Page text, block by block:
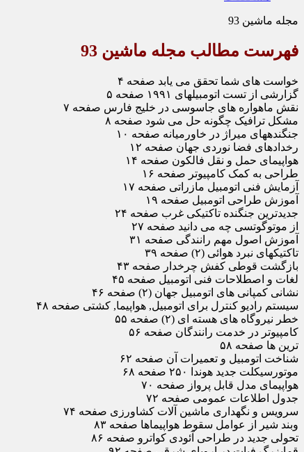
مجله ماشین 93
فهرست مطالب مجله ماشین 93
خواست های شما تحقق می یابد صفحه ۴
گزارشی از تست اتومبیلهای ۱۹۹۱ صفحه ۵
نقش ماهواره های جاسوسی در خلیج فارس صفحه ۷
مشکل ترافیک چگونه حل می شود صفحه ۸
جنگندههای میراژ در خاورمیانه صفحه ۱۰
رخدادهای فضا نوردی جهان صفحه ۱۲
هواپیمای حمل و نقل فالکون صفحه ۱۴
طراحی به کمک کامپیوتر صفحه ۱۶
آزمایش فنی اتومبیل مازراتی صفحه ۱۷
آموزش طراحی اتومبیل صفحه ۱۹
جدیدترین جنگنده تاکتیکی غرب صفحه ۲۴
از موتوگوتسی چه می دانید صفحه ۲۷
آموزش اصول مهم رانندگی صفحه ۳۱
تاکتیکهای نبرد هوائی (۲) صفحه ۳۹
بازگشت قوطی کفش چرخدار صفحه ۴۳
لغات و اصطلاحات فنی اتومبیل صفحه ۴۵
نشانی کمپانی های اتومبیل جهان (۲) صفحه ۴۶
سیستم رادیو کنترل برای اتومبیل, هواپیما, کشتی صفحه ۴۸
خطر نیروگاه های هسته ای (۲) صفحه ۵۵
کامپیوتر در خدمت رانندگان صفحه ۵۶
ترین ها صفحه ۵۸
شناخت اتومبیل و تعمیرات آن صفحه ۶۲
موتورسیکلت جدید هوندا ۲۵۰ صفحه ۶۸
هواپیمای مدل قابل پرواز صفحه ۷۰
جدول اطلاعات عمومی صفحه ۷۲
سرویس و نگهداری ماشین ‌آلات کشاورزی صفحه ۷۴
وبند شیر از عوامل سقوط هواپیماها صفحه ۸۳
تحولی جدید در طراحی آئودی کواترو صفحه ۸۶